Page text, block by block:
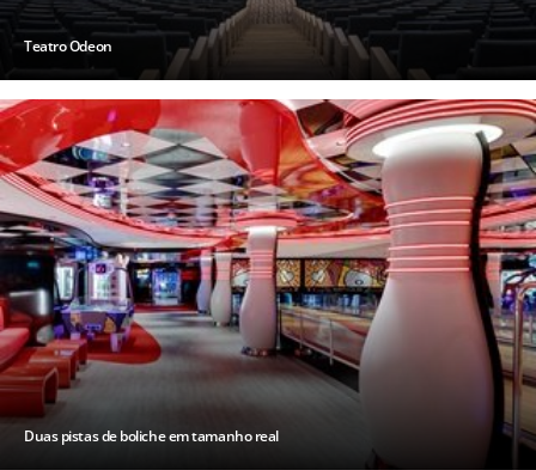
Teatro Odeon
Duas pistas de boliche em tamanho real